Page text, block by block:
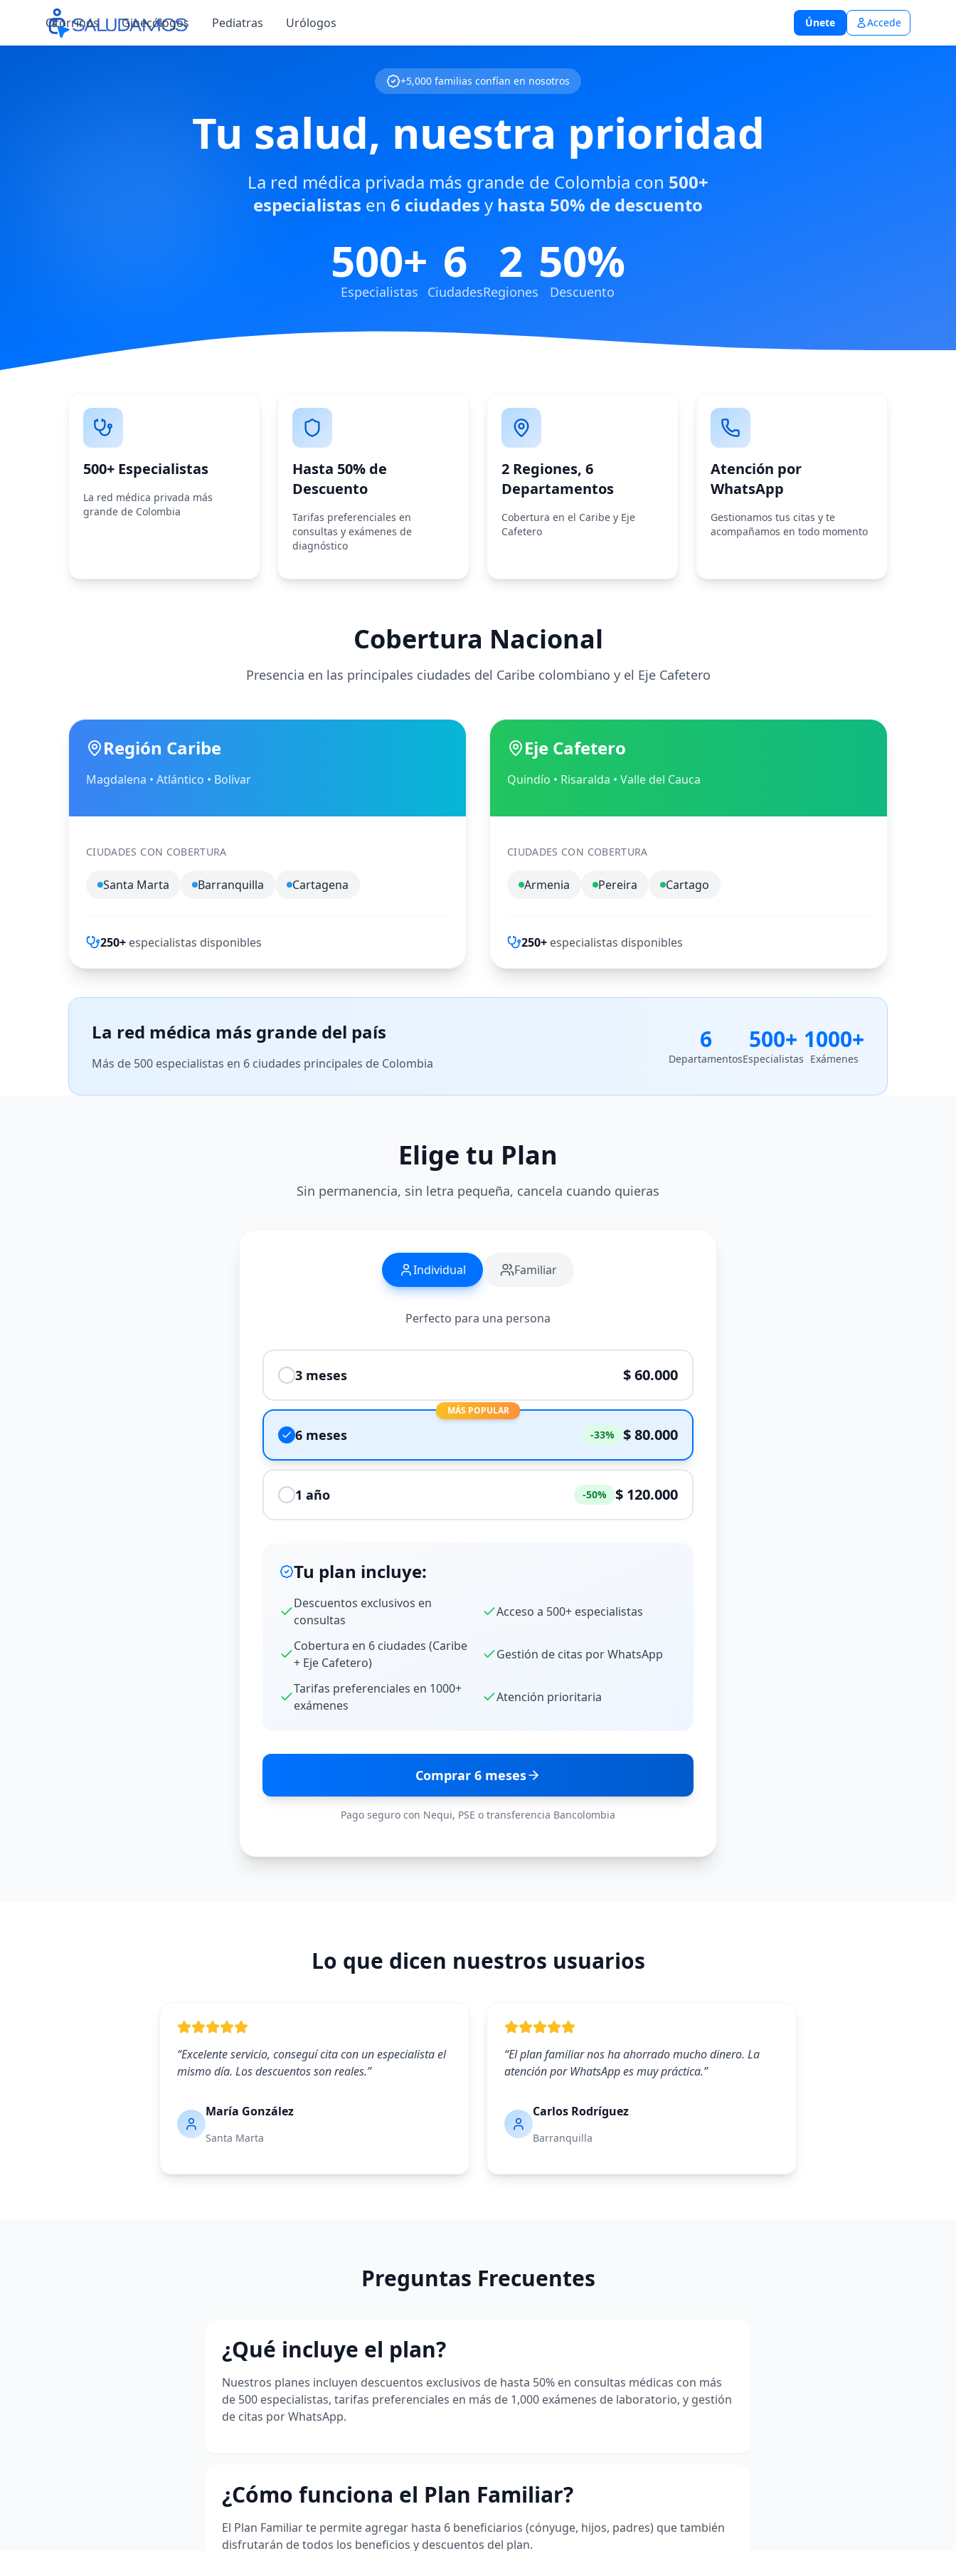
Otorrinos Ginecólogos Pediatras Urólogos Únete Accede
+5,000 familias confían en nosotros
Tu salud, nuestra prioridad
La red médica privada más grande de Colombia con 500+
especialistas en 6 ciudades y hasta 50% de descuento
500+
Especialistas
6
Ciudades
2
Regiones
50%
Descuento
500+ Especialistas
La red médica privada más
grande de Colombia
Hasta 50% de
Descuento
Tarifas preferenciales en
consultas y exámenes de
diagnóstico
2 Regiones, 6
Departamentos
Cobertura en el Caribe y Eje
Cafetero
Atención por
WhatsApp
Gestionamos tus citas y te
acompañamos en todo momento
Cobertura Nacional
Presencia en las principales ciudades del Caribe colombiano y el Eje Cafetero
Región Caribe
Magdalena • Atlántico • Bolívar
CIUDADES CON COBERTURA
Santa Marta Barranquilla Cartagena
250+ especialistas disponibles
Eje Cafetero
Quindío • Risaralda • Valle del Cauca
CIUDADES CON COBERTURA
Armenia Pereira Cartago
250+ especialistas disponibles
La red médica más grande del país
Más de 500 especialistas en 6 ciudades principales de Colombia
6
Departamentos
500+
Especialistas
1000+
Exámenes
Elige tu Plan
Sin permanencia, sin letra pequeña, cancela cuando quieras
Individual Familiar
Perfecto para una persona
3 meses $ 60.000
MÁS POPULAR
6 meses -33% $ 80.000
1 año -50% $ 120.000
Tu plan incluye:
Descuentos exclusivos en
consultas
Acceso a 500+ especialistas
Cobertura en 6 ciudades (Caribe
+ Eje Cafetero)
Gestión de citas por WhatsApp
Tarifas preferenciales en 1000+
exámenes
Atención prioritaria
Comprar 6 meses
Pago seguro con Nequi, PSE o transferencia Bancolombia
Lo que dicen nuestros usuarios
“Excelente servicio, conseguí cita con un especialista el
mismo día. Los descuentos son reales.”
María González
Santa Marta
“El plan familiar nos ha ahorrado mucho dinero. La
atención por WhatsApp es muy práctica.”
Carlos Rodríguez
Barranquilla
Preguntas Frecuentes
¿Qué incluye el plan?
Nuestros planes incluyen descuentos exclusivos de hasta 50% en consultas médicas con más
de 500 especialistas, tarifas preferenciales en más de 1,000 exámenes de laboratorio, y gestión
de citas por WhatsApp.
¿Cómo funciona el Plan Familiar?
El Plan Familiar te permite agregar hasta 6 beneficiarios (cónyuge, hijos, padres) que también
disfrutarán de todos los beneficios y descuentos del plan.